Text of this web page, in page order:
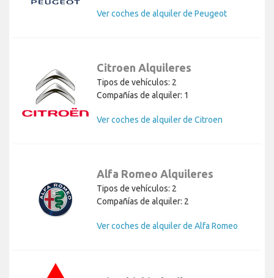
Ver coches de alquiler de Peugeot
Citroen Alquileres
Tipos de vehículos: 2
Compañías de alquiler: 1
Ver coches de alquiler de Citroen
Alfa Romeo Alquileres
Tipos de vehículos: 2
Compañías de alquiler: 2
Ver coches de alquiler de Alfa Romeo